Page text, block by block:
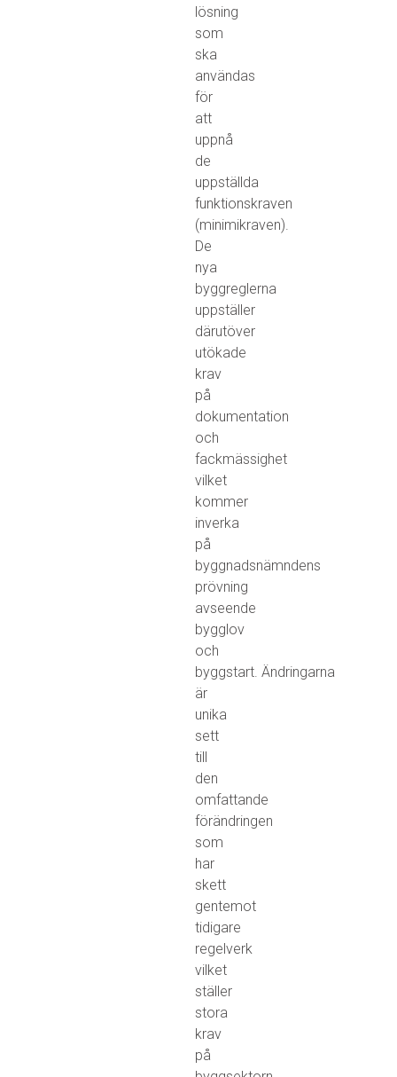
lösning
som
ska
användas
för
att
uppnå
de
uppställda
funktionskraven
(minimikraven).
De
nya
byggreglerna
uppställer
därutöver
utökade
krav
på
dokumentation
och
fackmässighet
vilket
kommer
inverka
på
byggnadsnämndens
prövning
avseende
bygglov
och
byggstart. Ändringarna
är
unika
sett
till
den
omfattande
förändringen
som
har
skett
gentemot
tidigare
regelverk
vilket
ställer
stora
krav
på